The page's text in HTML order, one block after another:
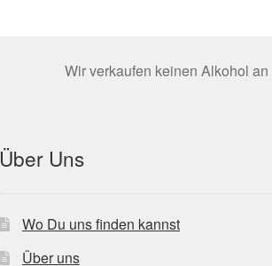
Wir verkaufen keinen Alkohol
Über Uns
Wo Du uns finden kannst
Über uns